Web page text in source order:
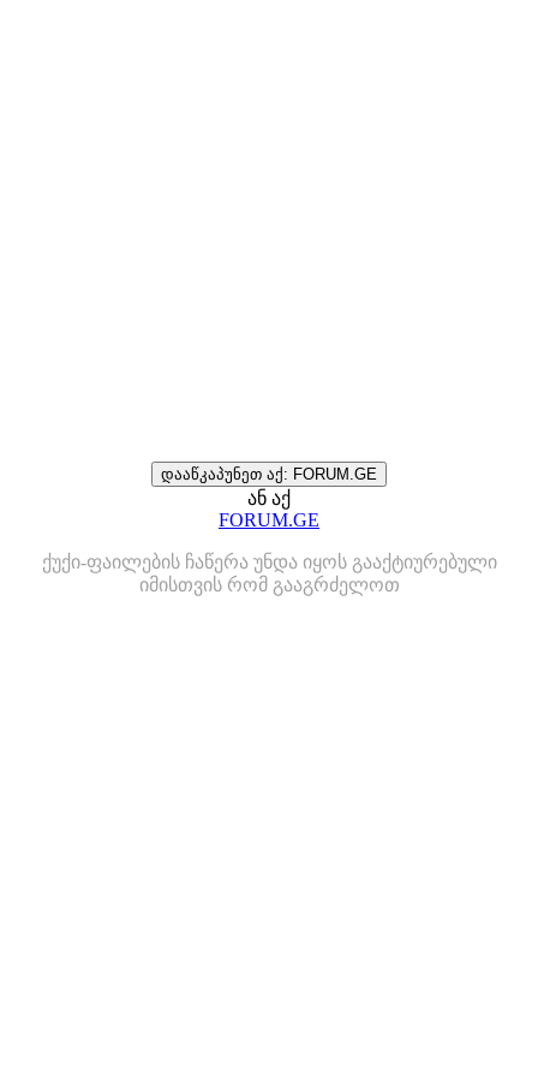
დააწკაპუნეთ აქ: FORUM.GE
ან აქ
FORUM.GE
ქუქი-ფაილების ჩაწერა უნდა იყოს გააქტიურებული
იმისთვის რომ გააგრძელოთ